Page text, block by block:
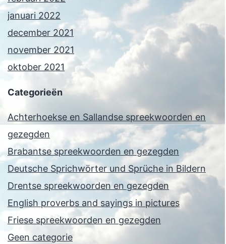
januari 2022
december 2021
november 2021
oktober 2021
Categorieën
Achterhoekse en Sallandse spreekwoorden en
gezegden
Brabantse spreekwoorden en gezegden
Deutsche Sprichwörter und Sprüche in Bildern
Drentse spreekwoorden en gezegden
English proverbs and sayings in pictures
Friese spreekwoorden en gezegden
Geen categorie